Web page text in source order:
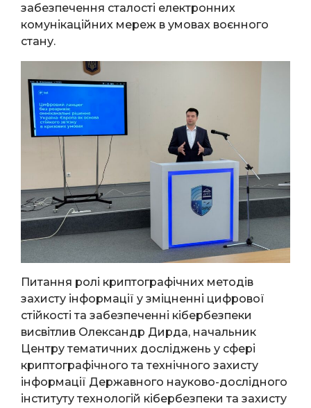
забезпечення сталості електронних
комунікаційних мереж в умовах воєнного
стану.
Питання ролі криптографічних методів
захисту інформації у зміцненні цифрової
стійкості та забезпеченні кібербезпеки
висвітлив Олександр Дирда, начальник
Центру тематичних досліджень у сфері
криптографічного та технічного захисту
інформації Державного науково-дослідного
інституту технологій кібербезпеки та захисту